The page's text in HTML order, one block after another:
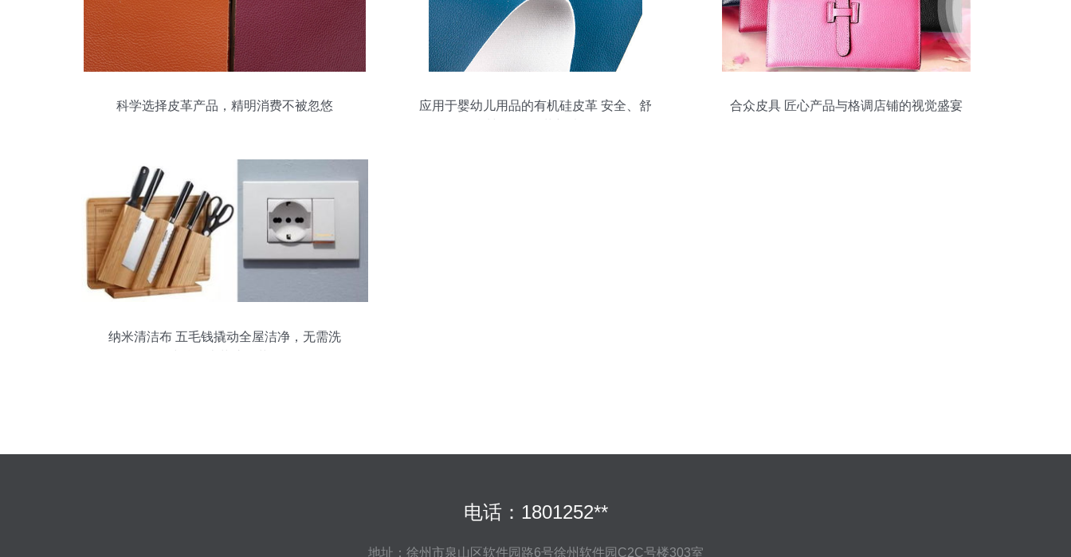
科学选择皮革产品，精明消费不被忽悠
应用于婴幼儿用品的有机硅皮革 安全、舒
合众皮具 匠心产品与格调店铺的视觉盛宴
纳米清洁布 五毛钱撬动全屋洁净，无需洗
电话：1801252**
地址：徐州市泉山区软件园路6号徐州软件园C2C号楼303室